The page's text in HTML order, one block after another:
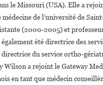
le Missouri (USA). Elle a
médecine de l’université de
(2000-2005) et
été directrice des
du service ortho-
Wilson a rejoint le Gateway
en tant que médecin